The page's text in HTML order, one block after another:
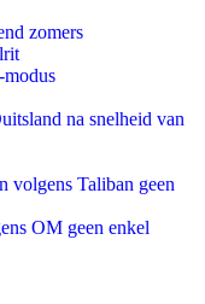
zomers
na snelheid van
volgens Taliban geen
OM geen enkel